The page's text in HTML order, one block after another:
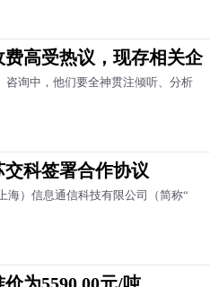
高受热议，现存相关企
询中，他们要全神贯注倾听、分析
科签署合作协议
海）信息通信科技有限公司（简称“